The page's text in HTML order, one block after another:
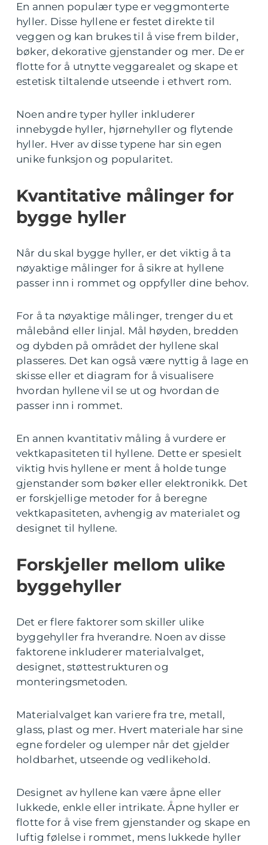
En annen populær type er veggmonterte
hyller. Disse hyllene er festet direkte til
veggen og kan brukes til å vise frem bilder,
bøker, dekorative gjenstander og mer. De er
flotte for å utnytte veggarealet og skape et
estetisk tiltalende utseende i ethvert rom.
Noen andre typer hyller inkluderer
innebygde hyller, hjørnehyller og flytende
hyller. Hver av disse typene har sin egen
unike funksjon og popularitet.
Kvantitative målinger for
bygge hyller
Når du skal bygge hyller, er det viktig å ta
nøyaktige målinger for å sikre at hyllene
passer inn i rommet og oppfyller dine behov.
For å ta nøyaktige målinger, trenger du et
målebånd eller linjal. Mål høyden, bredden
og dybden på området der hyllene skal
plasseres. Det kan også være nyttig å lage en
skisse eller et diagram for å visualisere
hvordan hyllene vil se ut og hvordan de
passer inn i rommet.
En annen kvantitativ måling å vurdere er
vektkapasiteten til hyllene. Dette er spesielt
viktig hvis hyllene er ment å holde tunge
gjenstander som bøker eller elektronikk. Det
er forskjellige metoder for å beregne
vektkapasiteten, avhengig av materialet og
designet til hyllene.
Forskjeller mellom ulike
byggehyller
Det er flere faktorer som skiller ulike
byggehyller fra hverandre. Noen av disse
faktorene inkluderer materialvalget,
designet, støttestrukturen og
monteringsmetoden.
Materialvalget kan variere fra tre, metall,
glass, plast og mer. Hvert materiale har sine
egne fordeler og ulemper når det gjelder
holdbarhet, utseende og vedlikehold.
Designet av hyllene kan være åpne eller
lukkede, enkle eller intrikate. Åpne hyller er
flotte for å vise frem gjenstander og skape en
luftig følelse i rommet, mens lukkede hyller